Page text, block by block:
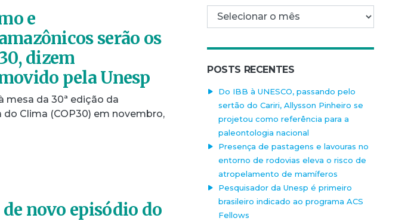
e
serão os
dizem
pela Unesp
mesa da 30ª edição da
Clima (COP30) em novembro,
novo episódio do
Arquivo mensal
POSTS RECENTES
Do IBB à UNESCO, passando pelo
sertão do Cariri, Allysson Pinheiro se
projetou como referência para a
paleontologia nacional
Presença de pastagens e lavouras no
entorno de rodovias eleva o risco de
atropelamento de mamíferos
Pesquisador da Unesp é primeiro
brasileiro indicado ao programa ACS
Fellows